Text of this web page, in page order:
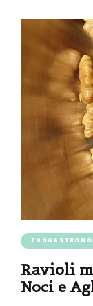
Ravioli
Noci e